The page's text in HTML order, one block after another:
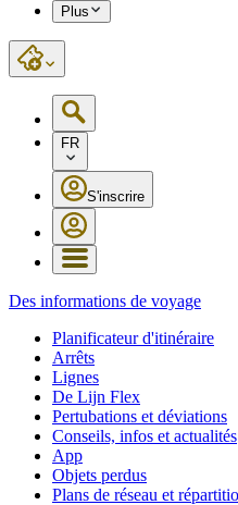
Plus
FR
S'inscrire
Des informations de voyage
Planificateur d'itinéraire
Arrêts
Lignes
De Lijn Flex
Pertubations et déviations
Conseils, infos et actualités
App
Objets perdus
Plans de réseau et